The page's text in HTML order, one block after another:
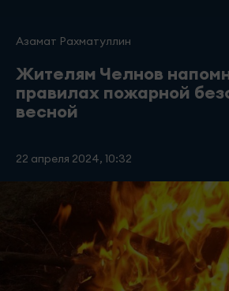
Азамат Рахматуллин
Жителям Челнов
правилах пожарной
весной
22 апреля 2024, 10:32